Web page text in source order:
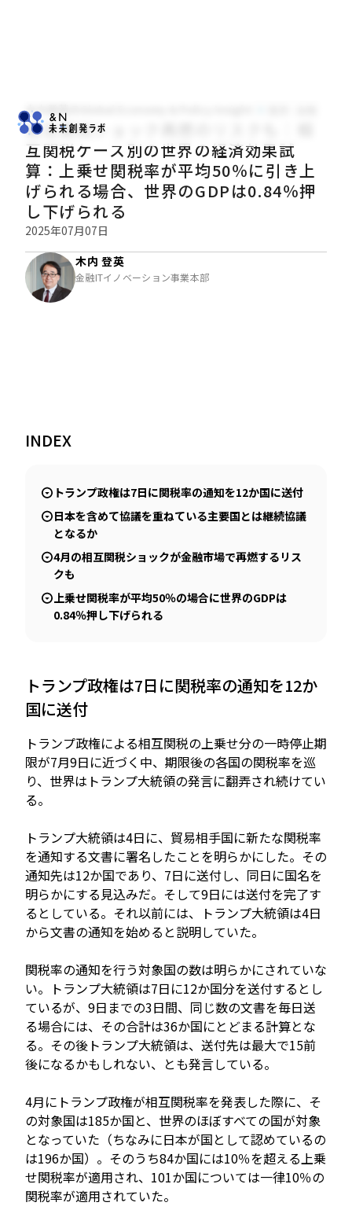
木内登英のGlobal Economy & Policy Insight
相互関税ショック再燃のリスクも：相
互関税ケース別の世界の経済効果試
算：上乗せ関税率が平均50％に引き上
げられる場合、世界のGDPは0.84％押
し下げられる
2025年07月07日
木内 登英
金融ITイノベーション事業本部
INDEX
トランプ政権は7日に関税率の通知を12か国に送付
日本を含めて協議を重ねている主要国とは継続協議
となるか
4月の相互関税ショックが金融市場で再燃するリス
クも
上乗せ関税率が平均50％の場合に世界のGDPは
0.84％押し下げられる
トランプ政権は7日に関税率の通知を12か
国に送付
トランプ政権による相互関税の上乗せ分の一時停止期
限が7月9日に近づく中、期限後の各国の関税率を巡
り、世界はトランプ大統領の発言に翻弄され続けてい
る。
トランプ大統領は4日に、貿易相手国に新たな関税率
を通知する文書に署名したことを明らかにした。その
通知先は12か国であり、7日に送付し、同日に国名を
明らかにする見込みだ。そして9日には送付を完了す
るとしている。それ以前には、トランプ大統領は4日
から文書の通知を始めると説明していた。
関税率の通知を行う対象国の数は明らかにされていな
い。トランプ大統領は7日に12か国分を送付するとし
ているが、9日までの3日間、同じ数の文書を毎日送
る場合には、その合計は36か国にとどまる計算とな
る。その後トランプ大統領は、送付先は最大で15前
後になるかもしれない、とも発言している。
4月にトランプ政権が相互関税率を発表した際に、そ
の対象国は185か国と、世界のほぼすべての国が対象
となっていた（ちなみに日本が国として認めているの
は196か国）。そのうち84か国には10％を超える上乗
せ関税率が適用され、101か国については一律10％の
関税率が適用されていた。